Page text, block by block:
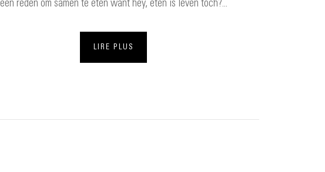
een reden om samen te eten want hey, eten is leven toch?...
LIRE PLUS